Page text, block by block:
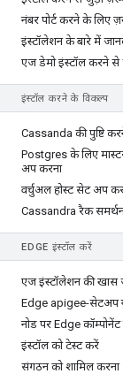
नंबर पोर्ट करने के लिए
इंस्टॉलेशन के बारे में
एज डेमो इंस्टॉल करने से
इंस्टॉल करने के विकल्प
Cassanda की पुष्टि
Postgres के लिए
अप करना
वर्चुअल होस्ट सेट अप
Cassandra रैक
EDGE इंस्टॉल करें
एज इंस्टॉलेशन की खास
Edge apigee-सेटअप
नोड पर Edge
इंस्टॉल को टेस्ट करें
संगठन को शामिल करना